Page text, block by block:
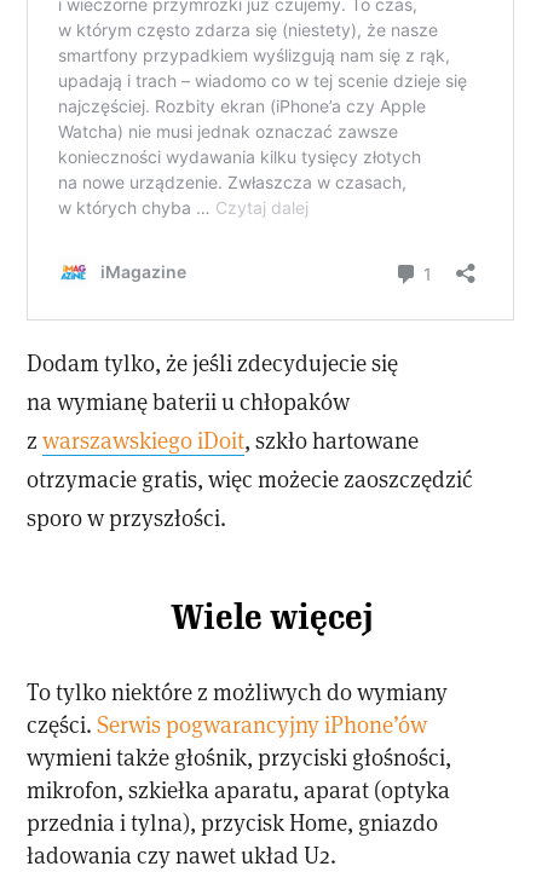
Dodam tylko, że jeśli zdecydujecie się
na wymianę baterii u chłopaków
zwarszawskiego iDoit, szkło hartowane
otrzymacie gratis, więc możecie zaoszczędzić
sporo w przyszłości.
Wiele więcej
To tylko niektóre z możliwych do wymiany
części.Serwis pogwarancyjny iPhone’ów
wymieni także głośnik, przyciski głośności,
mikrofon, szkiełka aparatu, aparat (optyka
przednia i tylna), przycisk Home, gniazdo
ładowania czy nawet układ U2.